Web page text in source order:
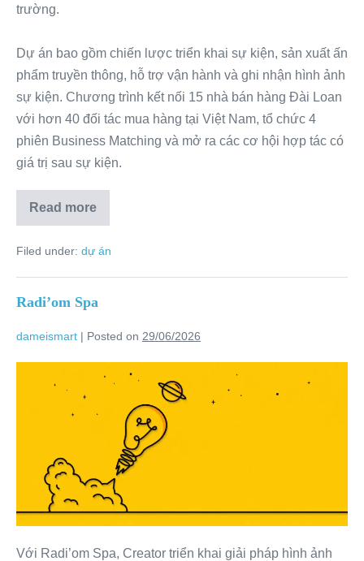
trường.
Dự án bao gồm chiến lược triển khai sự kiện, sản xuất ấn
phẩm truyền thông, hỗ trợ vận hành và ghi nhận hình ảnh
sự kiện. Chương trình kết nối 15 nhà bán hàng Đài Loan
với hơn 40 đối tác mua hàng tại Việt Nam, tổ chức 4
phiên Business Matching và mở ra các cơ hội hợp tác có
giá trị sau sự kiện.
Read more
Filed under: dự án
Radi’om Spa
dameismart | Posted on 29/06/2026
Với Radi’om Spa, Creator triển khai giải pháp hình ảnh